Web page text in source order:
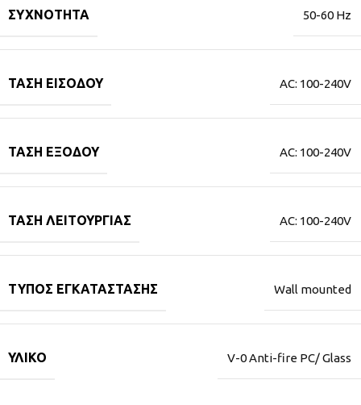
ΣΥΧΝΌΤΗΤΑ 50-60 Hz
ΤΆΣΗ ΕΙΣΌΔΟΥ AC: 100-240V
ΤΆΣΗ ΕΞΌΔΟΥ AC: 100-240V
ΤΆΣΗ ΛΕΙΤΟΥΡΓΊΑΣ AC: 100-240V
ΤΎΠΟΣ ΕΓΚΑΤΆΣΤΑΣΗΣ Wall mounted
ΥΛΙΚΌ V-0 Anti-fire PC/ Glass